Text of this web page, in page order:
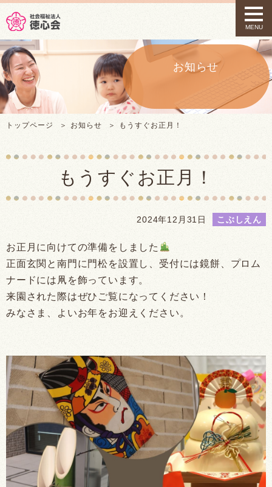
t
o
g
a
i
MENU
お知らせ
トップページ お知らせ もうすぐお正月！
もうすぐお正月！
2024年12月31日 こぶしえん
お正月に向けての準備をしました
正面玄関と南門に門松を設置し、受付には鏡餅、プロム
ナードには凧を飾っています。
来園された際はぜひご覧になってください！
みなさま、よいお年をお迎えください。